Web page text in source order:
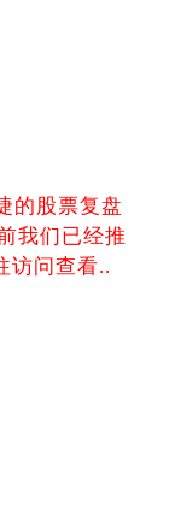
的股票复盘
我们已经推
访问查看..